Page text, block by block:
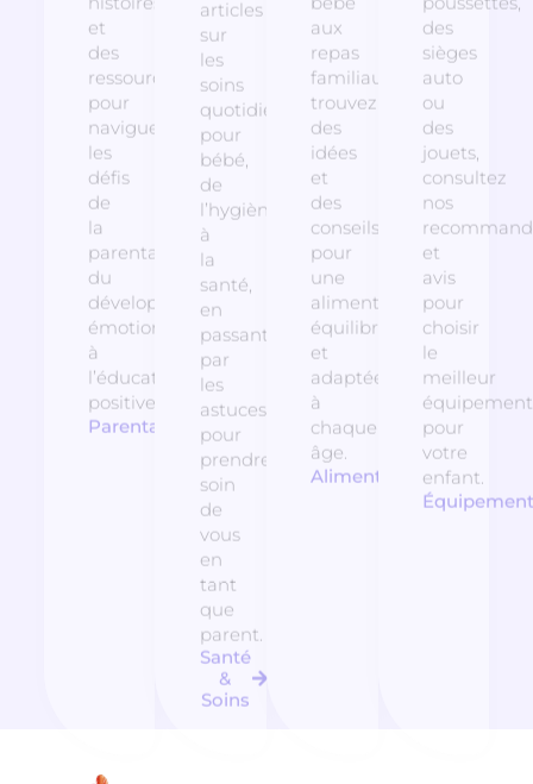
et
des
ressources
pour
naviguer
les
défis
de
la
parentalité,
du
développement
émotionnel
à
l’éducation
positive.
Parentalité
articles
sur
les
soins
quotidiens
pour
bébé,
de
l’hygiène
à
la
santé,
en
passant
par
les
astuces
pour
prendre
soin
de
vous
en
tant
que
parent.
Santé
&
Soins
aux
repas
familiaux,
trouvez
des
idées
et
des
conseils
pour
une
alimentation
équilibrée
et
adaptée
à
chaque
âge.
Alimentation
des
sièges
auto
ou
des
jouets,
consultez
nos
et
avis
pour
choisir
le
meilleur
équipement
pour
votre
enfant.
Équipement